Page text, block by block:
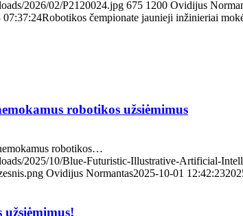
2026/02/P2120024.jpg 675 1200 Ovidijus
07:37:24Robotikos čempionate jaunieji inžinieriai
robotikos užsiėmimus
robotikos…
2025/10/Blue-Futuristic-Illustrative-Artificial-
Ovidijus Normantas2025-10-01 12:42:23